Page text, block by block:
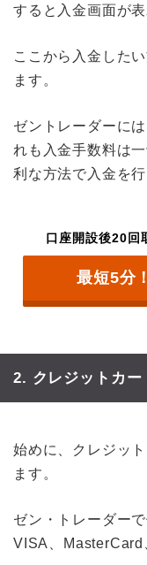
すると入金画面が表
ここから入金した
ます。
ゼントレーダーに
れも入金手数料は
利な方法で入金を
口座開設後20回
最短5分
2. クレジットカー
始めに、クレジッ
ます。
ゼン・トレーダー
VISA、MasterCard